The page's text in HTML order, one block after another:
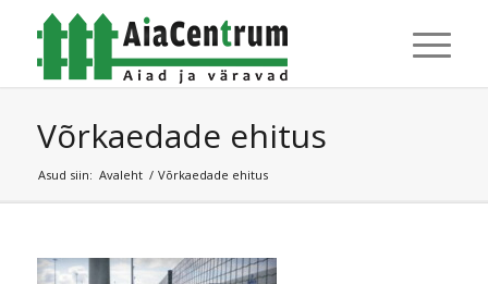
Võrkaedade ehitus
Asud siin: Avaleht / Võrkaedade ehitus